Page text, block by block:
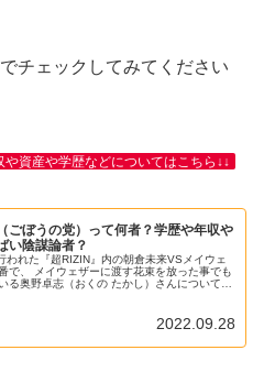
チェックしてみてください
資産や学歴などについてはこちら↓↓
ごぼうの党）って何者？学歴や年収や
い陰謀論者？
われた『超RIZIN』内の朝倉未来VSメイウェ
で、 メイウェザーに渡す花束を放った事でも
る奥野卓志（おくの たかし）さんについてで
2022.09.28